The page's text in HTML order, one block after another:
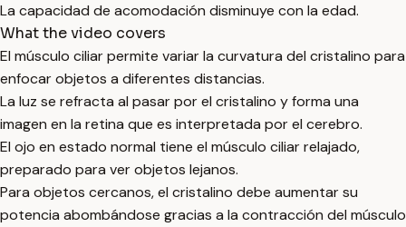
La capacidad de acomodación disminuye con la edad.
What the video covers
El músculo ciliar permite variar la curvatura del cristalino para
enfocar objetos a diferentes distancias.
La luz se refracta al pasar por el cristalino y forma una
imagen en la retina que es interpretada por el cerebro.
El ojo en estado normal tiene el músculo ciliar relajado,
preparado para ver objetos lejanos.
Para objetos cercanos, el cristalino debe aumentar su
potencia abombándose gracias a la contracción del músculo